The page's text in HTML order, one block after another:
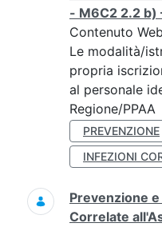
- M6C2 2.2 b)
Contenuto Web
Le modalità/
propria
al personale
Regione/PPAA
PREVENZIONE
INFEZIONI
Prevenzione
Correlate